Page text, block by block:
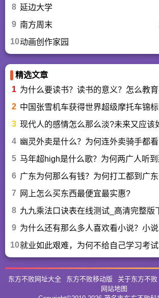
8 延边大学
9 南方周末
10动画创作家园
精选文章
1 为什么要读书？读书的意义？怎么教
2 中国张雪机车获得世界超级摩托车锦
3 现代人的感情怎么那么淡?未来又应该
4 幽灵外卖是什么？为何连外卖骑手都
5 马年超high是什么歌？为何两广人听
6 广东为何那么有钱？为何打工都到广
7
网上怎么买东西最便宜最实惠?
8 九九乘法口诀表在线测试_高清完整版
9 为什么还有那么多人喜欢看小说？小
10就业如此艰难，为何不给自己学习考
东方不败网址大全 东方不败移动版 关于东方不败
网站地图